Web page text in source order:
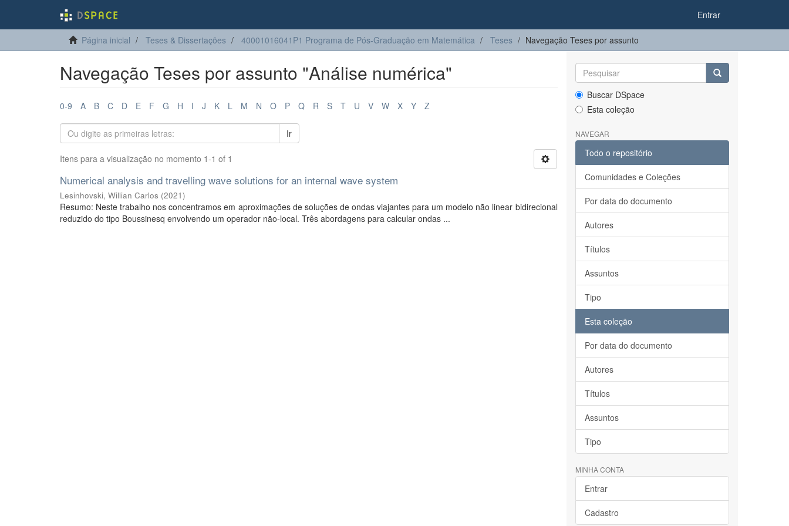
Entrar
Página inicial Teses & Dissertações 40001016041P1 Programa de Pós-Graduação em Matemática Teses Navegação Teses por assunto
Navegação Teses por assunto "Análise numérica"
0-9 A B C D E F G H I J K L M N O P Q R S T U V W X Y Z
Ir
Itens para a visualização no momento 1-1 of 1
Numerical analysis and travelling wave solutions for an internal wave system
Lesinhovski, Willian Carlos (2021)
Resumo: Neste trabalho nos concentramos em aproximações de soluções de ondas viajantes para um modelo não linear bidirecional
reduzido do tipo Boussinesq envolvendo um operador não-local. Três abordagens para calcular ondas ...
Buscar DSpace
Esta coleção
NAVEGAR
Todo o repositório
Comunidades e Coleções
Por data do documento
Autores
Títulos
Assuntos
Tipo
Esta coleção
Por data do documento
Autores
Títulos
Assuntos
Tipo
MINHA CONTA
Entrar
Cadastro